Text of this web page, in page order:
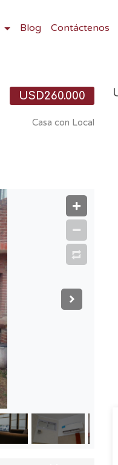
Blog Contáctenos
USD260.000
Casa con Local